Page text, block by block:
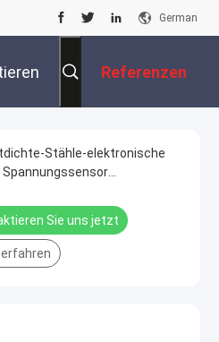
German
Uns
Referenzen
Stähle-elektronische
Sie uns jetzt
erfahren